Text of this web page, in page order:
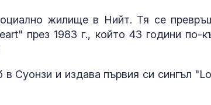
жилище в Нийт. Тя се
през 1983 г., който 43 години по-
Суонзи и издава първия си сингъл
в
руски войник
Китай тества